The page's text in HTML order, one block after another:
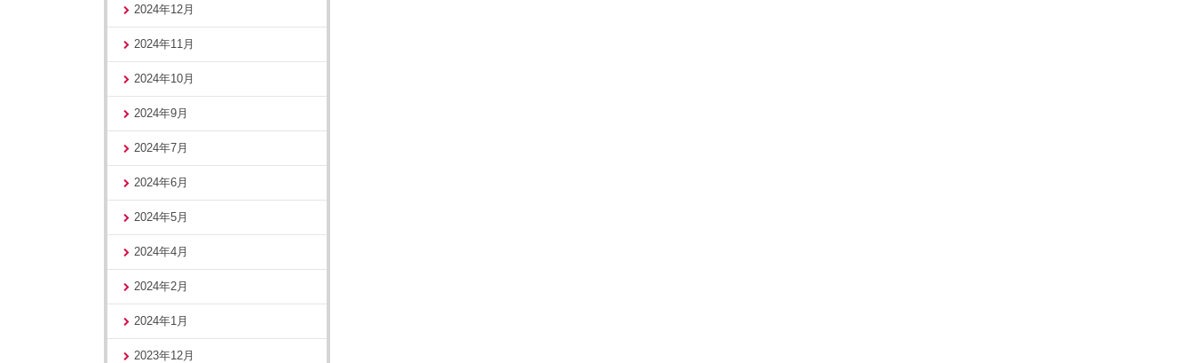
2024年12月
2024年11月
2024年10月
2024年9月
2024年7月
2024年6月
2024年5月
2024年4月
2024年2月
2024年1月
2023年12月